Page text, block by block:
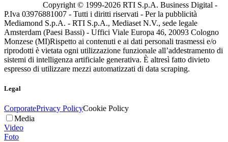
Copyright © 1999-2026 RTI S.p.A. Business Digital -
P.Iva 03976881007 - Tutti i diritti riservati - Per la pubblicità
Mediamond S.p.A. - RTI S.p.A., Mediaset N.V., sede legale
Amsterdam (Paesi Bassi) - Uffici Viale Europa 46, 20093 Cologno
Monzese (MI)Rispetto ai contenuti e ai dati personali trasmessi e/o
riprodotti è vietata ogni utilizzazione funzionale all’addestramento di
sistemi di intelligenza artificiale generativa. È altresì fatto divieto
espresso di utilizzare mezzi automatizzati di data scraping.
Legal
CorporatePrivacy PolicyCookie Policy
Media
Video
Foto